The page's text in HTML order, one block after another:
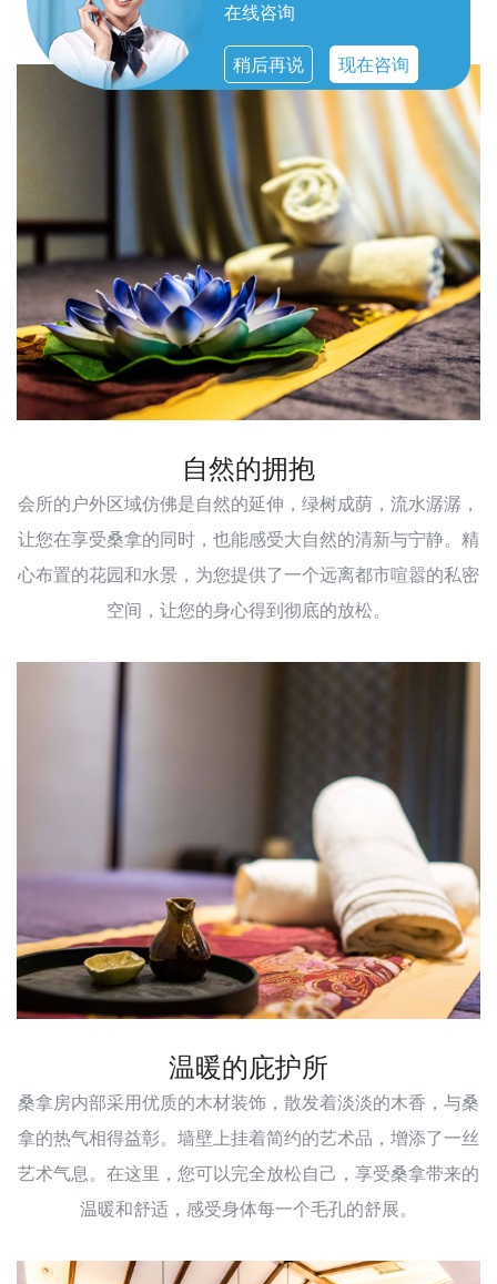
在线咨询
稍后再说 现在咨询
无一不体现出对顾客体验的重视。
自然的拥抱
会所的户外区域仿佛是自然的延伸，绿树成荫，流水潺潺，
让您在享受桑拿的同时，也能感受大自然的清新与宁静。精
心布置的花园和水景，为您提供了一个远离都市喧嚣的私密
空间，让您的身心得到彻底的放松。
温暖的庇护所
桑拿房内部采用优质的木材装饰，散发着淡淡的木香，与桑
拿的热气相得益彰。墙壁上挂着简约的艺术品，增添了一丝
艺术气息。在这里，您可以完全放松自己，享受桑拿带来的
温暖和舒适，感受身体每一个毛孔的舒展。